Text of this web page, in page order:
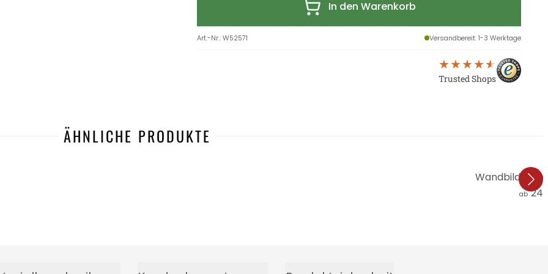
In den Warenkorb
Art.-Nr.:W52571 Versandbereit: 1-3 Werktage
Trusted Shops
ÄHNLICHE PRODUKTE
Wandbild
ab